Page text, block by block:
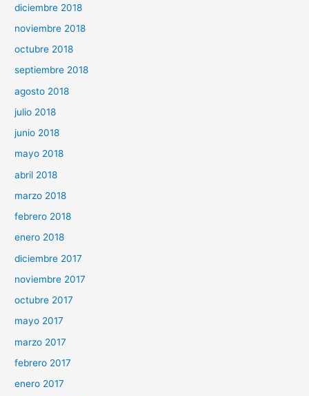
diciembre 2018
noviembre 2018
octubre 2018
septiembre 2018
agosto 2018
julio 2018
junio 2018
mayo 2018
abril 2018
marzo 2018
febrero 2018
enero 2018
diciembre 2017
noviembre 2017
octubre 2017
mayo 2017
marzo 2017
febrero 2017
enero 2017